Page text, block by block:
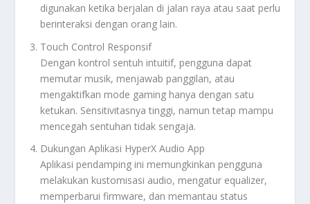
digunakan ketika berjalan di jalan raya atau saat perlu
berinteraksi dengan orang lain.
Touch Control Responsif
Dengan kontrol sentuh intuitif, pengguna dapat
memutar musik, menjawab panggilan, atau
mengaktifkan mode gaming hanya dengan satu
ketukan. Sensitivitasnya tinggi, namun tetap mampu
mencegah sentuhan tidak sengaja.
Dukungan Aplikasi HyperX Audio App
Aplikasi pendamping ini memungkinkan pengguna
melakukan kustomisasi audio, mengatur equalizer,
memperbarui firmware, dan memantau status